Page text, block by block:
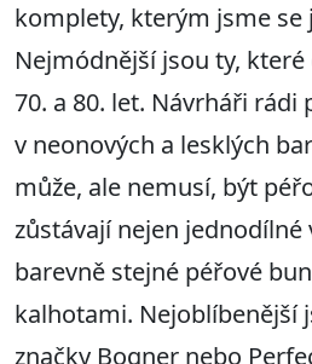
komplety, kterým jsme se
Nejmódnější jsou ty,
70. a 80. let. Návrháři
v neonových a lesklých
může, ale nemusí, být
zůstávají nejen jednodílné
barevně stejné péřové
kalhotami. Nejoblíbenější
značky Bogner nebo